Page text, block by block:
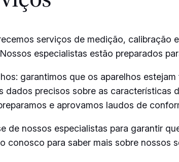
serviços de medição,
especialistas estão preparados
garantimos que os aparelhos
dados precisos sobre as características
e aprovamos laudos de
de nossos especialistas para garantir
conosco para saber mais sobre nossos